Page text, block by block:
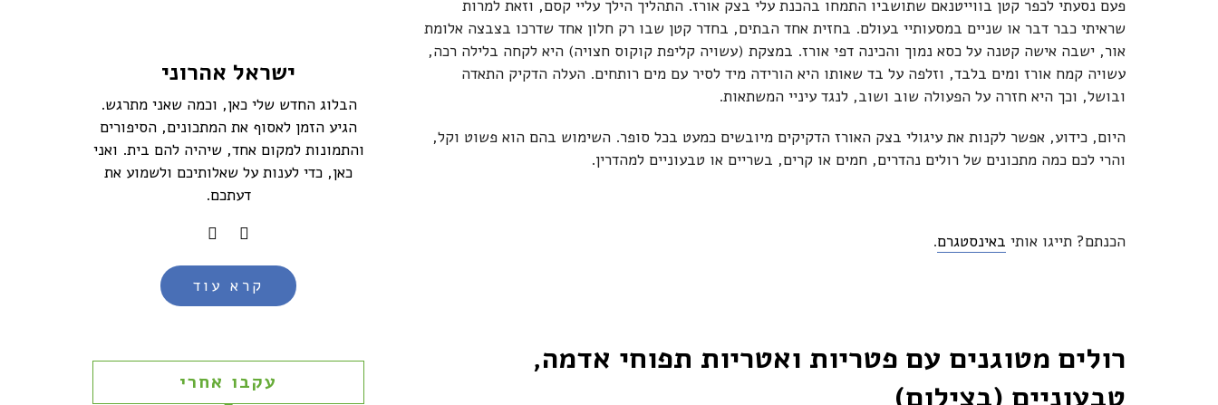
פעם נסעתי לכפר קטן בווייטנאם שתושביו התמחו בהכנת עלי בצק אורז. התהליך הילך עליי קסם, וזאת למרות
שראיתי כבר דבר או שניים במסעותיי בעולם. בחזית אחד הבתים, בחדר קטן שבו רק חלון אחד שדרכו בצבצה אלומת
אור, ישבה אישה קטנה על כסא נמוך והכינה דפי אורז. במצקת (עשויה קליפת קוקוס חצויה) היא לקחה בלילה רכה,
עשויה קמח אורז ומים בלבד, וזלפה על בד שאותו היא הורידה מיד לסיר עם מים רותחים. העלה הדקיק התאדה
ובושל, וכך היא חזרה על הפעולה שוב ושוב, לנגד עיניי המשתאות.
היום, כידוע, אפשר לקנות את עיגולי בצק האורז הדקיקים מיובשים כמעט בכל סופר. השימוש בהם הוא פשוט וקל,
והרי לכם כמה מתכונים של רולים נהדרים, חמים או קרים, בשריים או טבעוניים למהדרין.
הכנתם? תייגו אותי באינסטגרם.
רולים מטוגנים עם פטריות ואטריות תפוחי אדמה,
ישראל אהרוני
הבלוג החדש שלי כאן, וכמה שאני מתרגש.
הגיע הזמן לאסוף את המתכונים, הסיפורים
והתמונות למקום אחד, שיהיה להם בית. ואני
כאן, כדי לענות על שאלותיכם ולשמוע את
דעתכם.
קרא עוד
עקבו אחרי